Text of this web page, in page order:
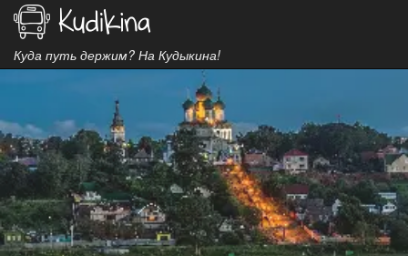
Куда путь держим? На Кудыкина!